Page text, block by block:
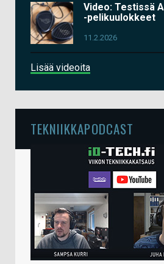
Video: Testissä
-pelikuulokkeet
11.2.2026
Lisää videoita
TEKNIIKKAPODCAST